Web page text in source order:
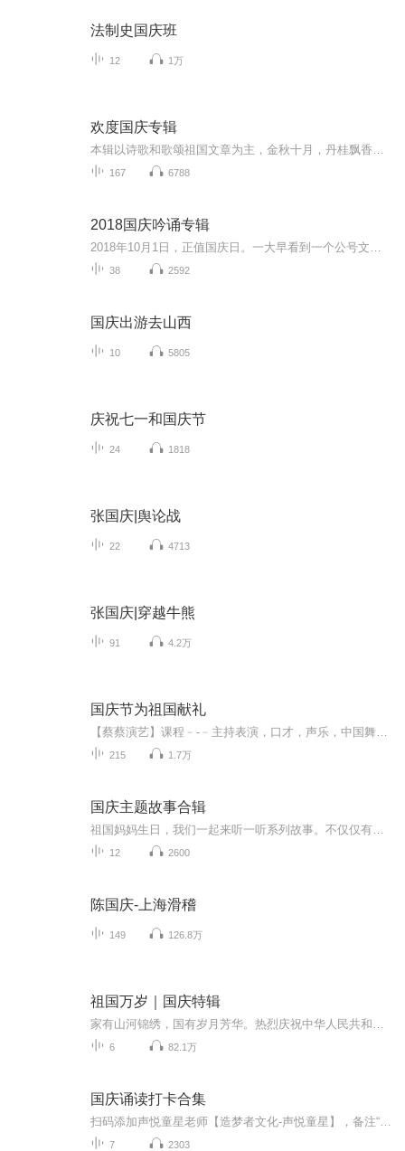
法制史国庆班
12 1万
欢度国庆专辑
167 6788
2018国庆吟诵专辑
38 2592
国庆出游去山西
10 5805
庆祝七一和国庆节
24 1818
张国庆|舆论战
22 4713
张国庆|穿越牛熊
91 4.2万
国庆节为祖国献礼
215 1.7万
国庆主题故事合辑
12 2600
陈国庆-上海滑稽
149 126.8万
祖国万岁｜国庆特辑
6 82.1万
国庆诵读打卡合集
7 2303